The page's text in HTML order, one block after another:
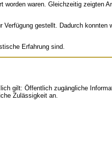
waren. Gleichzeitig zeigten
gestellt. Dadurch
Erfahrung sind.
gilt: Öffentlich zugängliche
Zulässigkeit an.